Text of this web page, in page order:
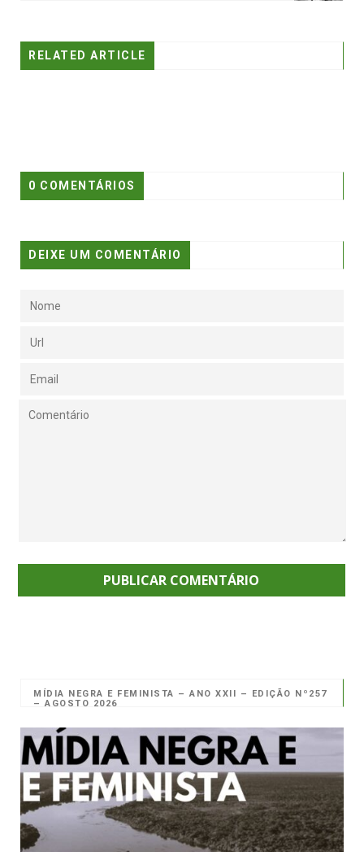
RELATED ARTICLE
0 COMENTÁRIOS
DEIXE UM COMENTÁRIO
MÍDIA NEGRA E FEMINISTA – ANO XXII – EDIÇÃO Nº257
– AGOSTO 2026